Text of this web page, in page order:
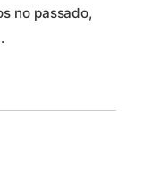
no passado,